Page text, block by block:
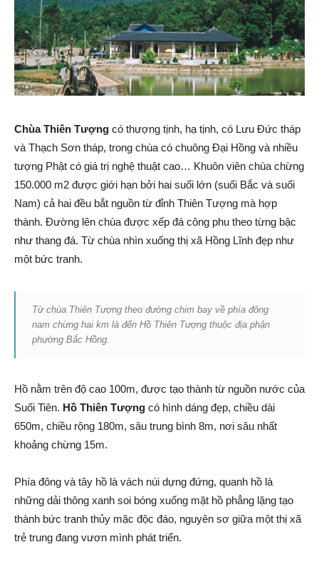
Chùa Thiên Tượng có thượng tịnh, hạ tịnh, có Lưu Ðức tháp
và Thạch Sơn tháp, trong chùa có chuông Ðại Hồng và nhiều
tượng Phật có giá trị nghệ thuật cao… Khuôn viên chùa chừng
150.000 m2 được giới hạn bởi hai suối lớn (suối Bắc và suối
Nam) cả hai đều bắt nguồn từ đỉnh Thiên Tượng mà hợp
thành. Ðường lên chùa được xếp đá công phu theo từng bậc
như thang đá. Từ chùa nhìn xuống thị xã Hồng Lĩnh đẹp như
một bức tranh.
Từ chùa Thiên Tượng theo đường chim bay về phía đông
nam chừng hai km là đến Hồ Thiên Tượng thuộc địa phận
phường Bắc Hồng.
Hồ nằm trên độ cao 100m, được tạo thành từ nguồn nước của
Suối Tiên. Hồ Thiên Tượng có hình dáng đẹp, chiều dài
650m, chiều rộng 180m, sâu trung bình 8m, nơi sâu nhất
khoảng chừng 15m.
Phía đông và tây hồ là vách núi dựng đứng, quanh hồ là
những dải thông xanh soi bóng xuống mặt hồ phẳng lặng tạo
thành bức tranh thủy mặc độc đáo, nguyên sơ giữa một thị xã
trẻ trung đang vươn mình phát triển.